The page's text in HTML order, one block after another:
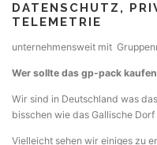
DATENSCHUTZ,
TELEMETRIE
unternehmensweit mit
Wer sollte das gp-pack
Wir sind in Deutschland was
bisschen wie das Gallische
Vielleicht sehen wir einiges zu